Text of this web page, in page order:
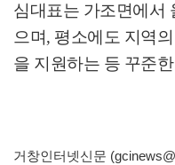
심대표는 가조면에서
으며, 평소에도 지역
을 지원하는 등 꾸준
거창인터넷신문